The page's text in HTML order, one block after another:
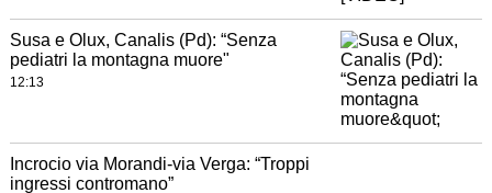
Susa e Olux, Canalis (Pd): “Senza
pediatri la montagna muore"
12:13
Incrocio via Morandi-via Verga: “Troppi
ingressi contromano”